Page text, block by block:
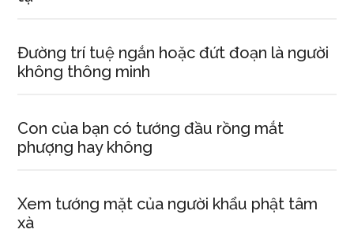
Đường trí tuệ ngắn hoặc đứt đoạn là người
không thông minh
Con của bạn có tướng đầu rồng mắt
phượng hay không
Xem tướng mặt của người khẩu phật tâm
xà